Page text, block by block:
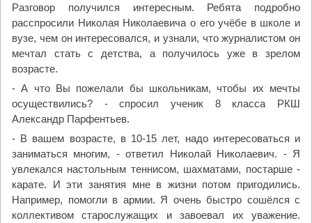
г
о
п
о
т
а
0
2
6
г
о
д
Разговор получился интересным. Ребята подробно
расспросили Николая Николаевича о его учёбе в школе и
вузе, чем он интересовался, и узнали, что журналистом он
мечтал стать с детства, а получилось уже в зрелом
возрасте.
- А что Вы пожелали бы школьникам, чтобы их мечты
осуществились? - спросил ученик 8 класса РКШ
Александр Парфентьев.
- В вашем возрасте, в 10-15 лет, надо интересоваться и
заниматься многим, - ответил Николай Николаевич. - Я
увлекался настольным теннисом, шахматами, постарше -
карате. И эти занятия мне в жизни потом пригодились.
Например, помогли в армии. Я очень быстро сошёлся с
коллективом старослужащих и завоевал их уважение.